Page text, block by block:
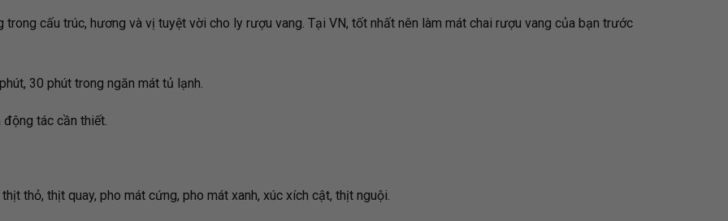
cấu trúc, hương và vị tuyệt vời cho ly rượu vang. Tại VN, tốt nhất nên làm mát chai rượu vang của bạn trước
30 phút trong ngăn mát tủ lạnh.
tác cần thiết.
thỏ, thịt quay, pho mát cứng, pho mát xanh, xúc xích cật, thịt nguội.